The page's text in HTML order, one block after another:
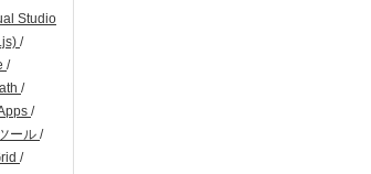
Studio
/
/
/
/
ール /
/